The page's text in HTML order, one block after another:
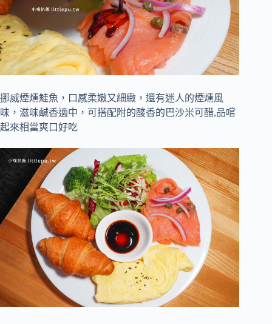
挪威煙燻鮭魚，口感柔嫩又細緻，還有迷人的煙燻風
味，滋味鹹香適中，可搭配附的酸香的巴沙米可醋,品嚐
起來相當爽口好吃